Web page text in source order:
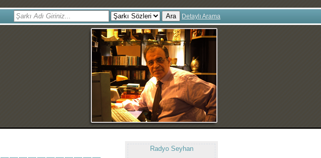
Ara Detaylı Arama
Radyo Seyhan